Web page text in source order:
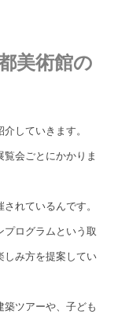
美術館の
していきます。
会ごとにかかりま
れているんです。
ログラムという取
しみ方を提案してい
築ツアーや、子ども